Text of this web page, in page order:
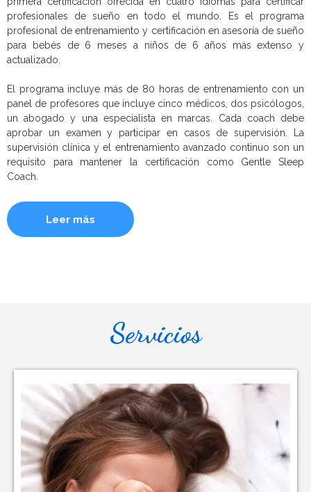
profesionales de sueño en todo el mundo. Es el programa
profesional de entrenamiento y certificación en asesoría de sueño
para bebés de 6 meses a niños de 6 años más extenso y
actualizado.
El programa incluye más de 80 horas de entrenamiento con un
panel de profesores que incluye cinco médicos, dos psicólogos,
un abogado y una especialista en marcas. Cada coach debe
aprobar un examen y participar en casos de supervisión. La
supervisión clínica y el entrenamiento avanzado continuo son un
requisito para mantener la certificación como Gentle Sleep
Coach.
Leer más
Servicios